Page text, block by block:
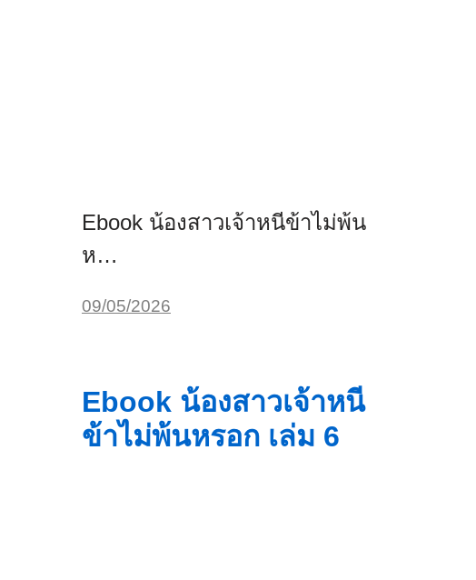
Ebook น้องสาวเจ้าหนีข้าไม่พ้น
ห…
09/05/2026
Ebook น้องสาวเจ้าหนี
ข้าไม่พ้นหรอก เล่ม 6